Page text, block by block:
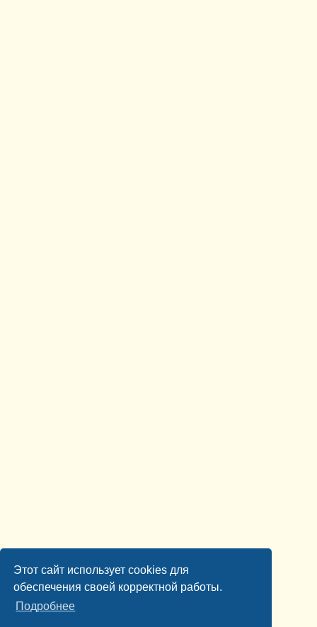
Этот сайт использует cookies для
обеспечения своей корректной работы.
Подробнее